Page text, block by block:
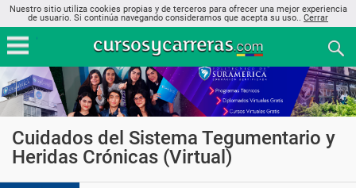
Nuestro sitio utiliza cookies propias y de terceros para ofrecer una mejor experiencia
de usuario. Si continúa navegando consideramos que acepta su uso.. Cerrar
Cuidados del Sistema Tegumentario y
Heridas Crónicas (Virtual)